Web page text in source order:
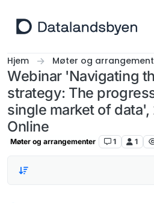
Hjem Møter og
Webinar 'Navigating
strategy: The
single market of data',
Online
Møter og arrangementer 1 1